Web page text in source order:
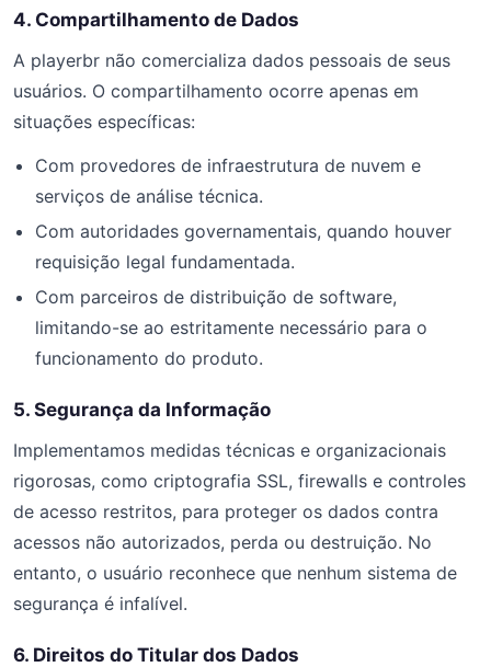
4. Compartilhamento de Dados
A playerbr não comercializa dados pessoais de seus
usuários. O compartilhamento ocorre apenas em
situações específicas:
Com provedores de infraestrutura de nuvem e
serviços de análise técnica.
Com autoridades governamentais, quando houver
requisição legal fundamentada.
Com parceiros de distribuição de software,
limitando-se ao estritamente necessário para o
funcionamento do produto.
5. Segurança da Informação
Implementamos medidas técnicas e organizacionais
rigorosas, como criptografia SSL, firewalls e controles
de acesso restritos, para proteger os dados contra
acessos não autorizados, perda ou destruição. No
entanto, o usuário reconhece que nenhum sistema de
segurança é infalível.
6. Direitos do Titular dos Dados